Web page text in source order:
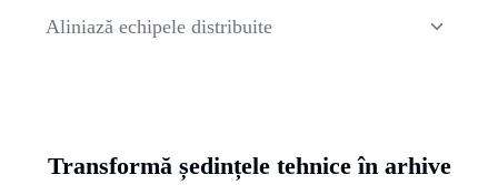
unei decizii înainte de a merge mai departe.
Aliniază echipele distribuite
Transformă ședințele tehnice în arhive